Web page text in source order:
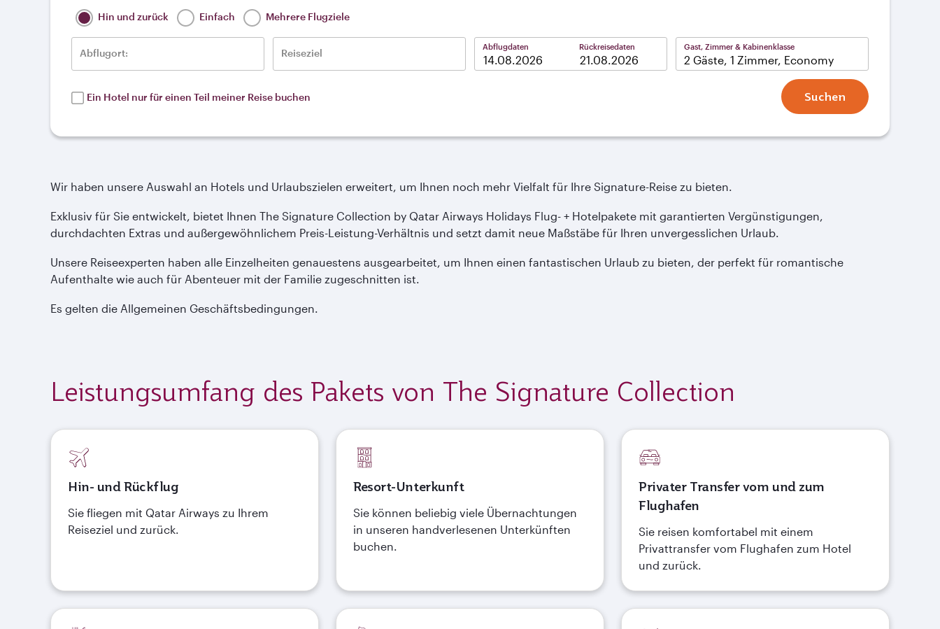
Hin und zurück Einfach Mehrere Flugziele
Abflugort: Reiseziel
Abflugdaten Rückreisedaten Gast, Zimmer & Kabinenklasse
2 Gäste, 1 Zimmer, Economy
Ein Hotel nur für einen Teil meiner Reise buchen Suchen
Wir haben unsere Auswahl an Hotels und Urlaubszielen erweitert, um Ihnen noch mehr Vielfalt für Ihre Signature-Reise zu bieten.
Exklusiv für Sie entwickelt, bietet Ihnen The Signature Collection by Qatar Airways Holidays Flug- + Hotelpakete mit garantierten Vergünstigungen,
durchdachten Extras und außergewöhnlichem Preis-Leistung-Verhältnis und setzt damit neue Maßstäbe für Ihren unvergesslichen Urlaub.
Unsere Reiseexperten haben alle Einzelheiten genauestens ausgearbeitet, um Ihnen einen fantastischen Urlaub zu bieten, der perfekt für romantische
Aufenthalte wie auch für Abenteuer mit der Familie zugeschnitten ist.
Es gelten die Allgemeinen Geschäftsbedingungen.
Leistungsumfang des Pakets von The Signature Collection
Hin- und Rückflug
Sie fliegen mit Qatar Airways zu Ihrem
Reiseziel und zurück.
Resort-Unterkunft
Sie können beliebig viele Übernachtungen
in unseren handverlesenen Unterkünften
buchen.
Privater Transfer vom und zum
Flughafen
Sie reisen komfortabel mit einem
Privattransfer vom Flughafen zum Hotel
und zurück.